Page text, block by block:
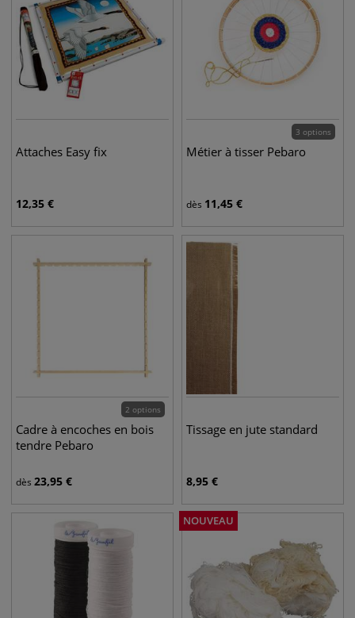
Attaches Easy fix
12,35 €
3 options
Métier à tisser Pebaro
dès 11,45 €
2 options
Cadre à encoches en bois
tendre Pebaro
dès 23,95 €
Tissage en jute standard
8,95 €
NOUVEAU